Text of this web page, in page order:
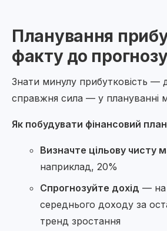
Планування
факту до
Знати минулу прибутковість —
справжня сила — у плануванні
Як побудувати фінансовий
Визначте цільову чисту
наприклад, 20%
Спрогнозуйте дохід — на
середнього доходу за
тренд зростання